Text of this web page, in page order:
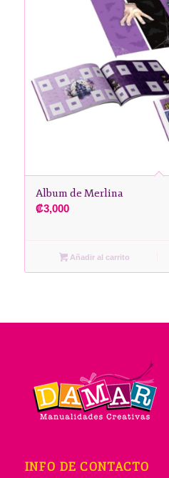
Album de Merlina
₡3,000
Añadir al carrito
INFO DE CONTACTO